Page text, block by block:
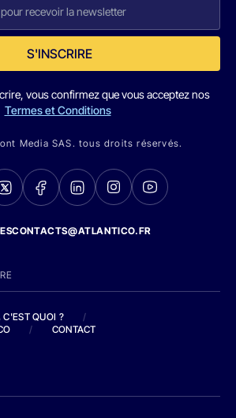
S'INSCRIRE
vous confirmez que vous acceptez nos
Termes et Conditions
Media SAS. tous droits réservés.
C'EST QUOI ?
/
/ CONTACT